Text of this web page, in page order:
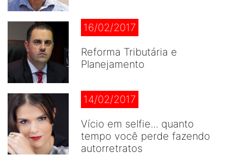
16/02/2017
Reforma Tributária e
Planejamento
14/02/2017
Vício em selfie... quanto
tempo você perde fazendo
autorretratos